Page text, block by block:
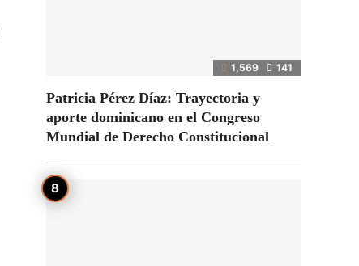
1,569 141
Patricia Pérez Díaz: Trayectoria y
aporte dominicano en el Congreso
Mundial de Derecho Constitucional